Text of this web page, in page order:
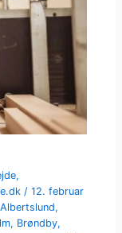
,
/12. februar
Albertslund,
, Brøndby,